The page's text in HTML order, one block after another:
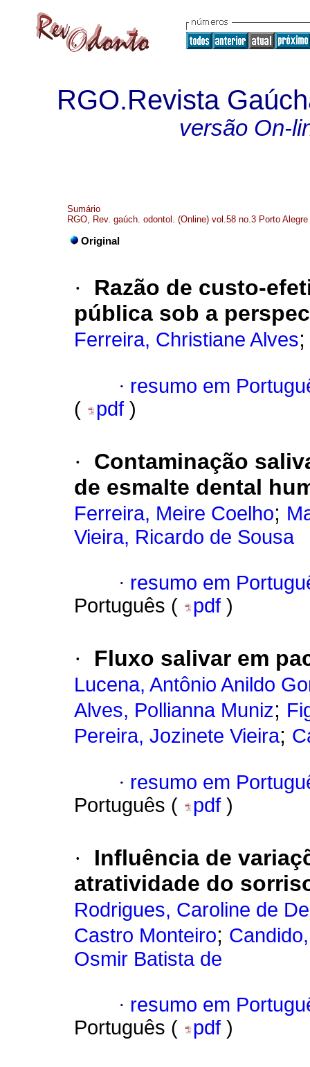
RGO.Revista
versão On-
Sumário
RGO, Rev. gaúch. odontol. (Online) vol.58 no.3 Porto
Original
·
Razão de custo-
pública sob a
Ferreira, Christiane Alves
· resumo em
(
pdf )
·
Contaminação
de esmalte dental
Ferreira, Meire Coelho;
Vieira, Ricardo de Sousa
· resumo em
Português (
pdf )
· Fluxo salivar em
Lucena, Antônio Anildo
Alves, Pollianna Muniz;
Pereira, Jozinete Vieira;
· resumo em
Português (
pdf )
·
Influência de
atratividade do
Rodrigues, Caroline de
Castro Monteiro;
Osmir Batista de
· resumo em
Português (
pdf )